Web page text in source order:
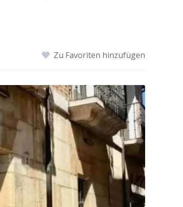
Zu Favoriten hinzufügen